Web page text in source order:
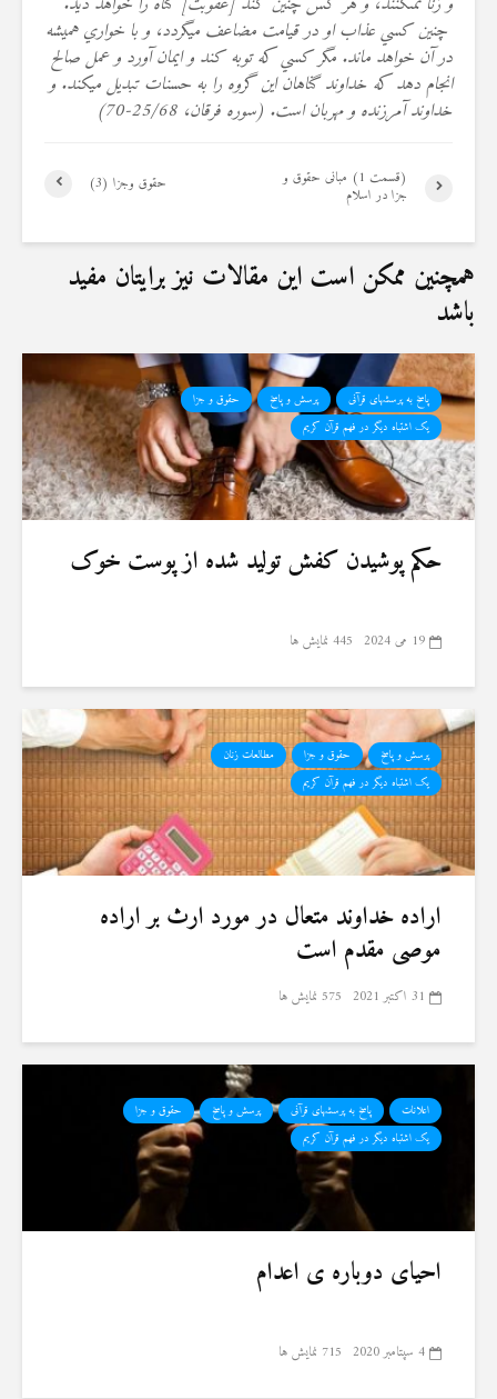
چنين كسي عذاب او در قيامت مضاعف مي‏گردد، و با خواري هميشه
در آن خواهد ماند. مگر كسي كه توبه كند و ايمان آورد و عمل صالح
انجام دهد كه خداوند گناهان اين گروه را به حسنات تبديل مي‏كند. و
خداوند آمرزنده و مهربان است. (سوره فرقان، 25/68-70
)
حقوق وجزا (3) (قسمت 1) مبانی حقوق و
جزا در اسلام
همچنین ممکن است این مقالات نیز برایتان مفید
باشد
پاسخ به پرسشهای قرآنی پرسش و پاسخ
حقوق و جزا
یک اشتباه دیگر در فهم قرآن کریم
حکم پوشیدن کفش تولید شده از پوست خوک
19 می 2024 445 نمایش ها
پرسش و پاسخ حقوق و جزا
مطالعات زنان
یک اشتباه دیگر در فهم قرآن کریم
اراده خداوند متعال در مورد ارث بر اراده
موصی مقدم است
31 اکتبر 2021 575 نمایش ها
اعلانات پاسخ به پرسشهای قرآنی پرسش و پاسخ
حقوق و جزا
یک اشتباه دیگر در فهم قرآن کریم
احیای دوباره ی اعدام
4 سپتامبر 2020 715 نمایش ها